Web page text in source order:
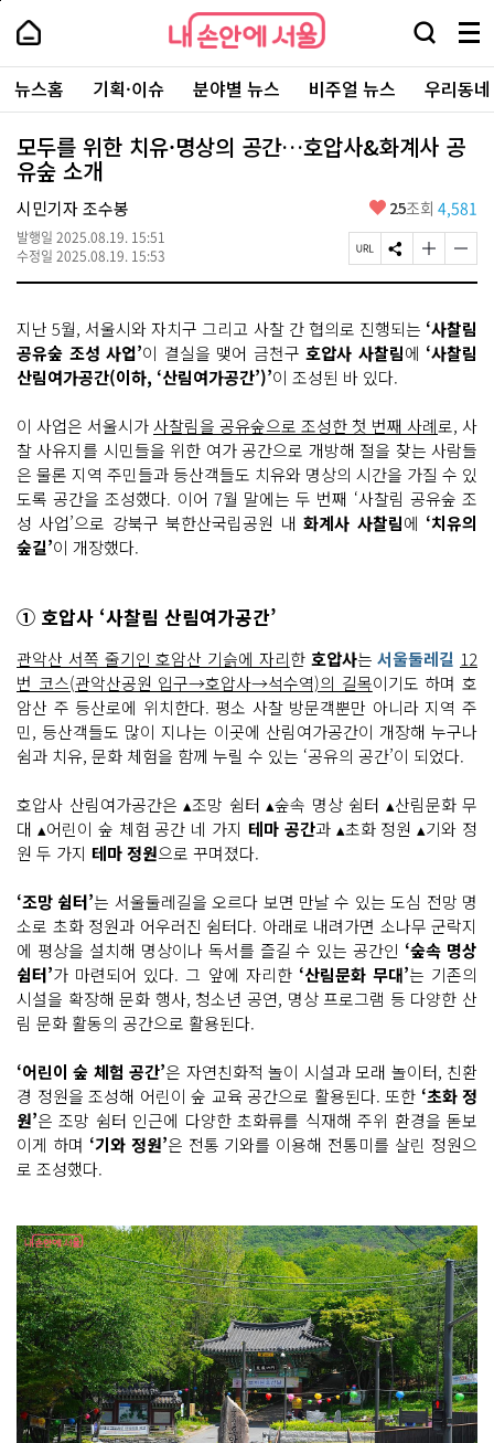
본
로
가
내
손
안
에
서
울
-
서
울
시
대
표
소
통
포
내
손
에
울
검
창
열
기
메
뉴
전
체
보
주
요
서
뉴스홈 기획·이슈 분야별 뉴스 비주얼 뉴스 우리동
모두를 위한 치유·명상의 공간…호압사&화계사 공
유숲 소개
시민기자 조수봉
발행일 2025.08.19. 15:51
수정일 2025.08.19. 15:53
좋
요
25조회 4,581
페
이
R
L
복
사
S
N
유
하
기
글
자
크
게
변
기
글
자
작
게
변
기
지난 5월, 서울시와 자치구 그리고 사찰 간 협의로 진행되는 ‘사찰림
공유숲 조성 사업’이 결실을 맺어 금천구 호압사 사찰림에 ‘사찰림
산림여가공간(이하, ‘산림여가공간’)’이 조성된 바 있다.
이 사업은 서울시가사찰림을 공유숲으로 조성한 첫 번째 사례로, 사
찰 사유지를 시민들을 위한 여가 공간으로 개방해 절을 찾는 사람들
은 물론 지역 주민들과 등산객들도 치유와 명상의 시간을 가질 수 있
도록 공간을 조성했다. 이어 7월 말에는 두 번째 ‘사찰림 공유숲 조
성 사업’으로 강북구 북한산국립공원 내화계사 사찰림에 ‘치유의
숲길’이 개장했다.
① 호압사 ‘사찰림 산림여가공간’
관악산 서쪽 줄기인 호암산 기슭에 자리한 호압사는서울둘레길 12
번 코스(관악산공원 입구→호압사→석수역)의 길목이기도 하며 호
암산 주 등산로에 위치한다. 평소 사찰 방문객뿐만 아니라 지역 주
민, 등산객들도 많이 지나는 이곳에 산림여가공간이 개장해 누구나
쉼과 치유, 문화 체험을 함께 누릴 수 있는 ‘공유의 공간’이 되었다.
호압사 산림여가공간은 ▴조망 쉼터 ▴숲속 명상 쉼터 ▴산림문화 무
대 ▴어린이 숲 체험 공간 네 가지 테마 공간과 ▴초화 정원 ▴기와 정
원 두 가지 테마 정원으로 꾸며졌다.
‘조망 쉼터’는 서울둘레길을 오르다 보면 만날 수 있는 도심 전망 명
소로 초화 정원과 어우러진 쉼터다. 아래로 내려가면 소나무 군락지
에 평상을 설치해 명상이나 독서를 즐길 수 있는 공간인 ‘숲속 명상
쉼터’가 마련되어 있다. 그 앞에 자리한 ‘산림문화 무대’는 기존의
시설을 확장해 문화 행사, 청소년 공연, 명상 프로그램 등 다양한 산
림 문화 활동의 공간으로 활용된다.
‘어린이 숲 체험 공간’은 자연친화적 놀이 시설과 모래 놀이터, 친환
경 정원을 조성해 어린이 숲 교육 공간으로 활용된다. 또한 ‘초화 정
원’은 조망 쉼터 인근에 다양한 초화류를 식재해 주위 환경을 돋보
이게 하며 ‘기와 정원’은 전통 기와를 이용해 전통미를 살린 정원으
로 조성했다.
페
상
단
로